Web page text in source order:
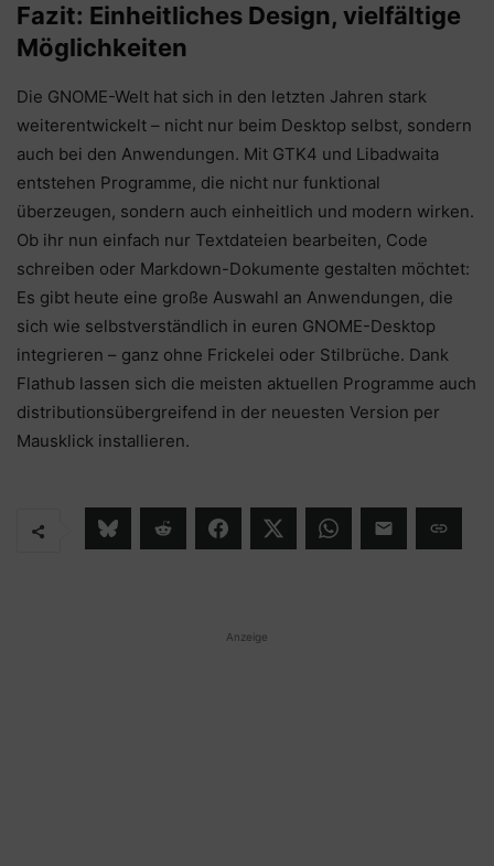
Fazit: Einheitliches Design, vielfältige
Möglichkeiten
Die GNOME-Welt hat sich in den letzten Jahren stark
weiterentwickelt – nicht nur beim Desktop selbst, sondern
auch bei den Anwendungen. Mit GTK4 und Libadwaita
entstehen Programme, die nicht nur funktional
überzeugen, sondern auch einheitlich und modern wirken.
Ob ihr nun einfach nur Textdateien bearbeiten, Code
schreiben oder Markdown-Dokumente gestalten möchtet:
Es gibt heute eine große Auswahl an Anwendungen, die
sich wie selbstverständlich in euren GNOME-Desktop
integrieren – ganz ohne Frickelei oder Stilbrüche. Dank
Flathub lassen sich die meisten aktuellen Programme auch
distributionsübergreifend in der neuesten Version per
Mausklick installieren.
Anzeige